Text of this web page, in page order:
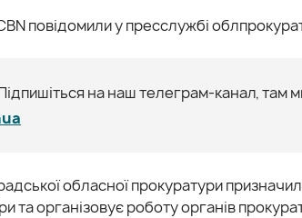
повідомили у пресслужбі
на наш телеграм-канал, там
обласної прокуратури
та організовує роботу органів